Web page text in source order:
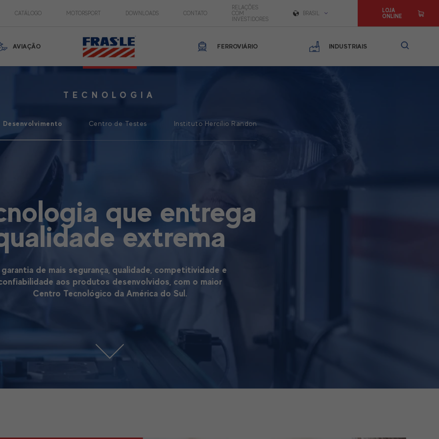
CATÁLOGO MOTORSPORT DOWNLOADS CONTATO
RELAÇÕES
COM
INVESTIDORES
BRASIL
LOJA
ONLINE
AVIAÇÃO FERROVIÁRIO INDUSTRIAIS
TECNOLOGIA
Desenvolvimento Centro de Testes Instituto Hercílio Randon
que entrega
extrema
de mais segurança, qualidade, competitividade e
aos produtos desenvolvidos, com o maior
Centro Tecnológico da América do Sul.